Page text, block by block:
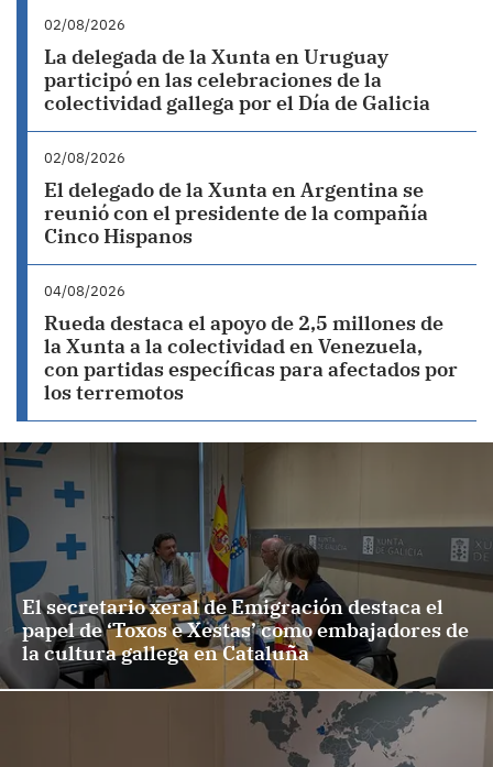
02/08/2026
La delegada de la Xunta en Uruguay
participó en las celebraciones de la
colectividad gallega por el Día de Galicia
02/08/2026
El delegado de la Xunta en Argentina se
reunió con el presidente de la compañía
Cinco Hispanos
04/08/2026
Rueda destaca el apoyo de 2,5 millones de
la Xunta a la colectividad en Venezuela,
con partidas específicas para afectados por
los terremotos
El secretario xeral de Emigración destaca el
papel de ‘Toxos e Xestas’ como embajadores de
la cultura gallega en Cataluña